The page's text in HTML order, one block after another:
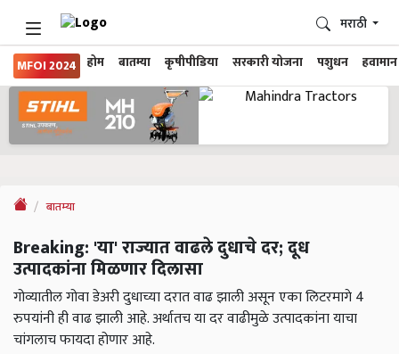
MFOI 2024 होम बातम्या कृषीपीडिया सरकारी योजना पशुधन हवामान
मराठी
बातम्या
Breaking: 'या' राज्यात वाढले दुधाचे दर; दूध
उत्पादकांना मिळणार दिलासा
गोव्यातील गोवा डेअरी दुधाच्या दरात वाढ झाली असून एका लिटरमागे 4
रुपयांनी ही वाढ झाली आहे. अर्थातच या दर वाढीमुळे उत्पादकांना याचा
चांगलाच फायदा होणार आहे.